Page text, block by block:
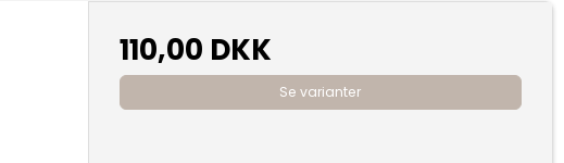
110,00 DKK
Se varianter